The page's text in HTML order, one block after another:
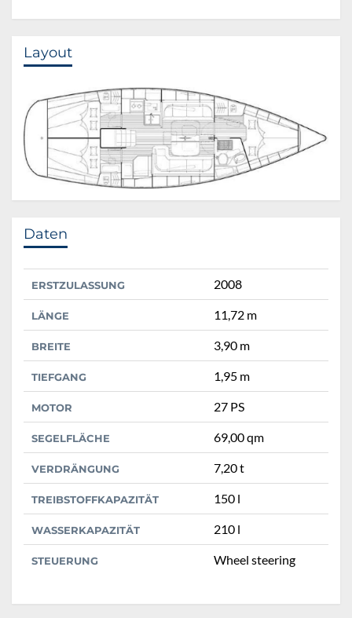
Layout
Daten
ERSTZULASSUNG 2008
LÄNGE 11,72 m
BREITE 3,90 m
TIEFGANG 1,95 m
MOTOR 27 PS
SEGELFLÄCHE 69,00 qm
VERDRÄNGUNG 7,20 t
TREIBSTOFFKAPAZITÄT 150 l
WASSERKAPAZITÄT 210 l
STEUERUNG Wheel steering